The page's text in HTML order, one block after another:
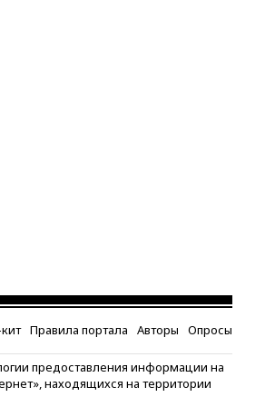
Правила портала Авторы Опросы
предоставления информации на
находящихся на территории